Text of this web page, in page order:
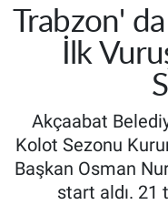
Trabzon'
İlk
Akçaabat
Kolot Sezonu
Başkan Osman
start aldı. 21
Resmi Reklam
Yazarlar
Süper Lig Puan
Tüm Manşetler
Haber Arşivi